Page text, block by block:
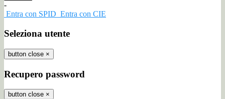
-
Entra con SPID Entra con CIE
Seleziona utente
button close ×
Recupero password
button close ×